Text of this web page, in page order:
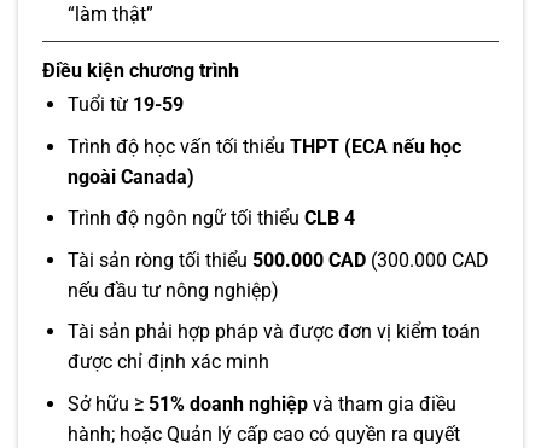
“làm thật”
Điều kiện chương trình
Tuổi từ 19-59
Trình độ học vấn tối thiểu THPT (ECA nếu học
ngoài Canada)
Trình độ ngôn ngữ tối thiểu CLB 4
Tài sản ròng tối thiểu 500.000 CAD(300.000 CAD
nếu đầu tư nông nghiệp)
Tài sản phải hợp pháp và được đơn vị kiểm toán
được chỉ định xác minh
Sở hữu ≥ 51% doanh nghiệpvà tham gia điều
hành; hoặc Quản lý cấp cao có quyền ra quyết